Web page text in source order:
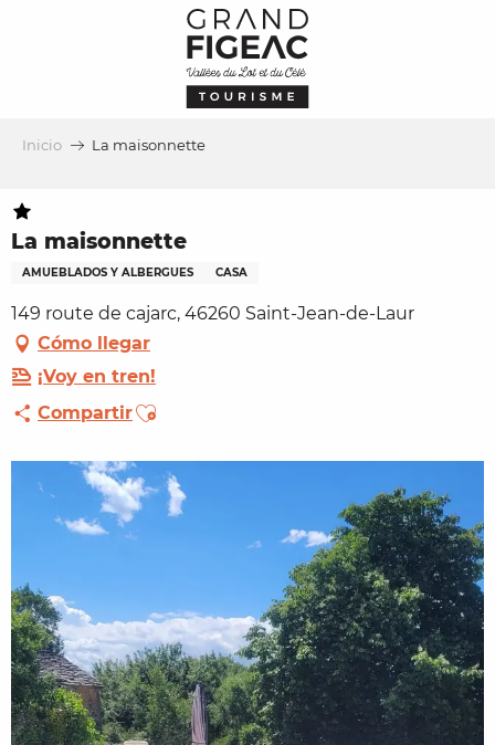
Inicio La maisonnette
La maisonnette
AMUEBLADOS Y ALBERGUES CASA
149 route de cajarc, 46260 Saint-Jean-de-Laur
Cómo llegar
¡Voy en tren!
CompartirAjouter aux favoris